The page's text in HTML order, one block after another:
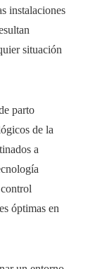
instalaciones
situación
parto
de la
a
óptimas en